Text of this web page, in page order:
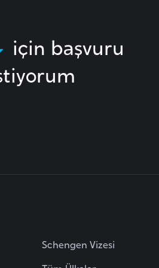
için başvuru
Schengen Vizesi